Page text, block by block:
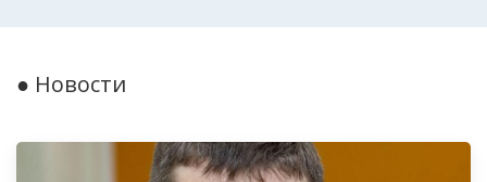
● Новости